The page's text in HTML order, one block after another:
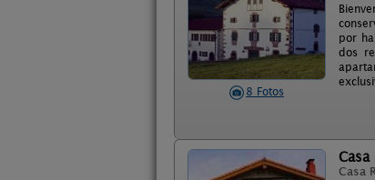
8 Fotos
por
dos
Casa
Casa